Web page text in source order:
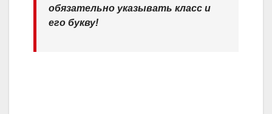
обязательно указывать класс и
его букву!